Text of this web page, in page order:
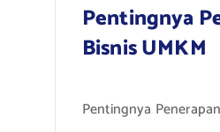
Pentingnya
Bisnis UMKM
Pentingnya